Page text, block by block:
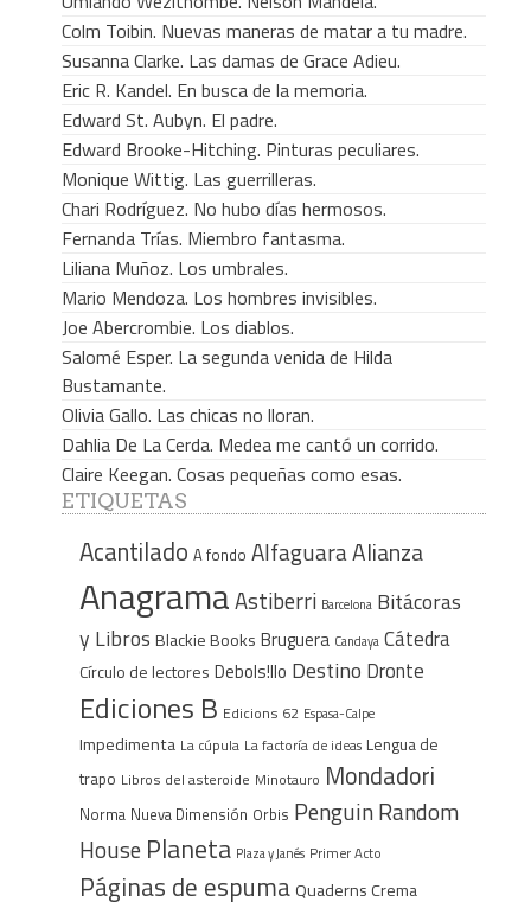
Colm Toibin. Nuevas maneras de matar a tu madre.
Susanna Clarke. Las damas de Grace Adieu.
Eric R. Kandel. En busca de la memoria.
Edward St. Aubyn. El padre.
Edward Brooke-Hitching. Pinturas peculiares.
Monique Wittig. Las guerrilleras.
Chari Rodríguez. No hubo días hermosos.
Fernanda Trías. Miembro fantasma.
Liliana Muñoz. Los umbrales.
Mario Mendoza. Los hombres invisibles.
Joe Abercrombie. Los diablos.
Salomé Esper. La segunda venida de Hilda
Bustamante.
Olivia Gallo. Las chicas no lloran.
Dahlia De La Cerda. Medea me cantó un corrido.
Claire Keegan. Cosas pequeñas como esas.
ETIQUETAS
Acantilado A fondo AlfaguaraAlianza
AnagramaAstiberri Barcelona Bitácoras
y Libros Blackie Books Bruguera Candaya Cátedra
Círculo de lectores Debols!llo Destino Dronte
Ediciones B Edicions 62 Espasa-Calpe
Impedimenta La cúpula La factoría de ideas Lengua de
trapo Libros del asteroide Minotauro Mondadori
Norma Nueva Dimensión Orbis Penguin Random
House Planeta Plaza y Janés Primer Acto
Páginas de espumaQuaderns Crema